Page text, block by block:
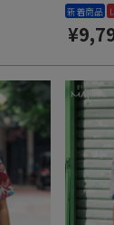
新着商品
¥